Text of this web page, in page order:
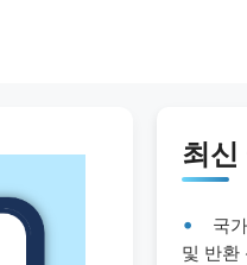
최신
국
및 반환